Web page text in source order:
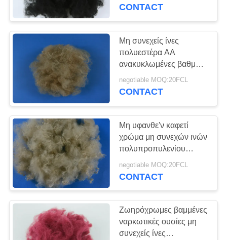
ΠΟΙΟΤΙΚΌΣ
ΈΛΕΓΧΟΣ
ΜΑΣ
ΕΛΆΤΕ
ΣΕ
ΕΠΑΦΉ
ΜΕ
ΕΙΔΉΣΕΙΣ
ΠΕΡΙΠΤΏΣΕΙΣ
SITEMAP
άσφαλτο
CONTACT
Μη συνεχείς ίνες
πολυεστέρα AA
ανακυκλωμένες βαθμός,
αυτοκίνητη καφετιά
βαμμένη ίνα
negotiable MOQ:20FCL
CONTACT
Μη υφανθε'ν καφετί
χρώμα μη συνεχών ινών
πολυπροπυλενίου
ανθεκτικό στη θερμότητα
negotiable MOQ:20FCL
CONTACT
Ζωηρόχρωμες βαμμένες
ναρκωτικές ουσίες μη
συνεχείς ίνες